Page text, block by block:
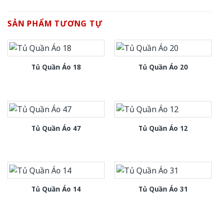
SẢN PHẨM TƯƠNG TỰ
Tủ Quần Áo 18 Tủ Quần Áo 20
Tủ Quần Áo 47 Tủ Quần Áo 12
Tủ Quần Áo 14 Tủ Quần Áo 31